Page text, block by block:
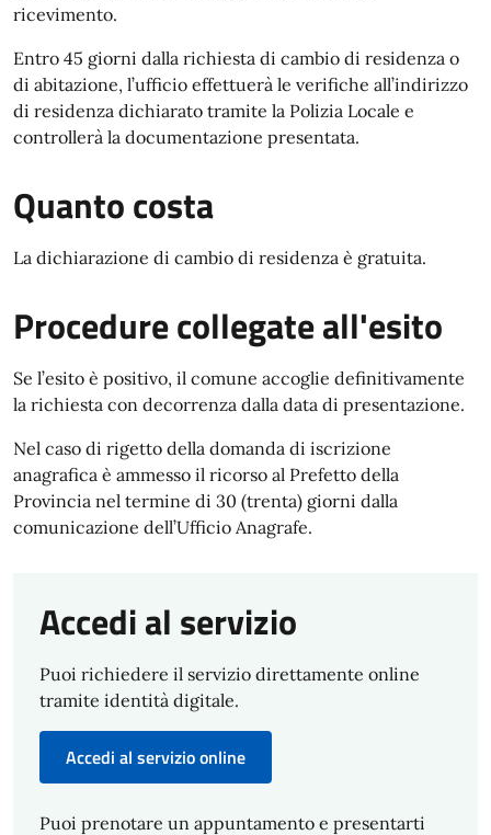
ricevimento.
Entro 45 giorni dalla richiesta di cambio di residenza o
di abitazione, l’ufficio effettuerà le verifiche all’indirizzo
di residenza dichiarato tramite la Polizia Locale e
controllerà la documentazione presentata.
Quanto costa
La dichiarazione di cambio di residenza è gratuita.
Procedure collegate all'esito
Se l’esito è positivo, il comune accoglie definitivamente
la richiesta con decorrenza dalla data di presentazione.
Nel caso di rigetto della domanda di iscrizione
anagrafica è ammesso il ricorso al Prefetto della
Provincia nel termine di 30 (trenta) giorni dalla
comunicazione dell’Ufficio Anagrafe.
Accedi al servizio
Puoi richiedere il servizio direttamente online
tramite identità digitale.
Accedi al servizio online
Puoi prenotare un appuntamento e presentarti